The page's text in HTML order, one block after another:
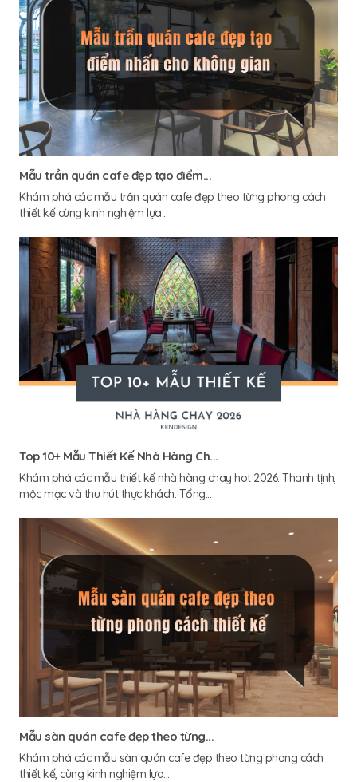
Mẫu trần quán cafe đẹp tạo điểm...
Khám phá các mẫu trần quán cafe đẹp theo từng phong cách
thiết kế cùng kinh nghiệm lựa...
Top 10+ Mẫu Thiết Kế Nhà Hàng Ch...
Khám phá các mẫu thiết kế nhà hàng chay hot 2026: Thanh tịnh,
mộc mạc và thu hút thực khách. Tổng...
Mẫu sàn quán cafe đẹp theo từng...
Khám phá các mẫu sàn quán cafe đẹp theo từng phong cách
thiết kế, cùng kinh nghiệm lựa...